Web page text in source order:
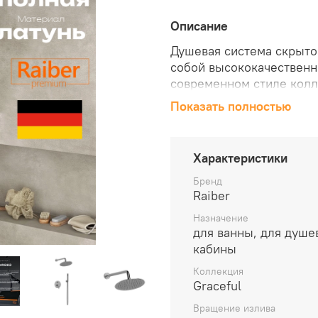
Описание
Душевая система
собой
современном стиле
надежностью и
лет. Система оснащена
обеспечивающей
повреждениям. Шланг
ПВХ, а также
предотвращения брызг
системы –
смешиванию воды.
ручную лейку, а также
покрытия по
фирменную коробку
Показать полностью
Характеристики
Бренд
Raiber
Назначение
для ванны, для
кабины
Коллекция
Graceful
Вращение излива